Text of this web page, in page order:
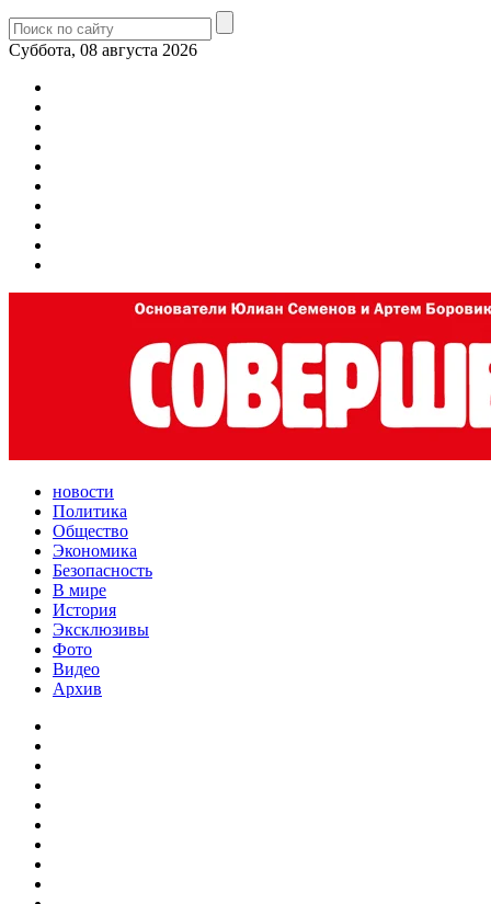
Суббота, 08 августа 2026
новости
Политика
Общество
Экономика
Безопасность
В мире
История
Эксклюзивы
Фото
Видео
Архив